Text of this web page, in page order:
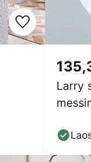
Larry